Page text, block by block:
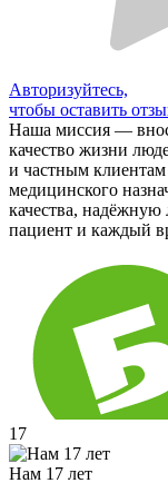
Авторизуйтесь,
чтобы оставить
Наша миссия —
качество жизни
и частным
медицинского
качества,
пациент и каждый
17
Нам 17 лет